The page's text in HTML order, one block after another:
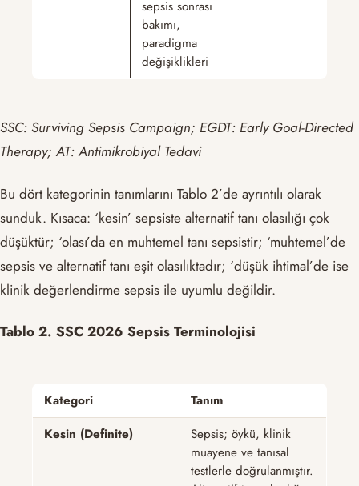
sepsis sonrası
bakımı,
paradigma
değişiklikleri
SSC: Surviving Sepsis Campaign; EGDT: Early Goal-Directed
Therapy; AT: Antimikrobiyal Tedavi
Bu dört kategorinin tanımlarını Tablo 2’de ayrıntılı olarak
sunduk. Kısaca: ‘kesin’ sepsiste alternatif tanı olasılığı çok
düşüktür; ‘olası’da en muhtemel tanı sepsistir; ‘muhtemel’de
sepsis ve alternatif tanı eşit olasılıktadır; ‘düşük ihtimal’de ise
klinik değerlendirme sepsis ile uyumlu değildir.
Tablo 2. SSC 2026 Sepsis Terminolojisi
Kategori
Tanım
Kesin (Definite)
Sepsis; öykü, klinik
muayene ve tanısal
testlerle doğrulanmıştır.